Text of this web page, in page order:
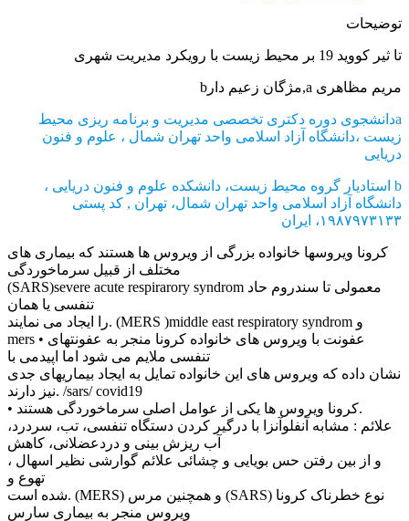
توضیحات
تا ثیر کووید 19 بر محیط زیست با رویکرد مدیریت شهری
مریم مظاهری a,مژگان زعیم دارb
aدانشجوی دوره دکتری تخصصی مدیریت و برنامه ریزی محیط
زیست ،دانشگاه آزاد اسلامی واحد تهران شمال ، علوم و فنون
دریایی
b استادیار گروه محیط زیست، دانشکده علوم و فنون دریایی ،
دانشگاه آزاد اسلامی واحد تهران شمال، تهران , کد پستی
۱۹۸۷۹۷۳۱۳۳، ایران
کرونا ویروسها خانواده بزرگی از ویروس ها هستند که بیماری های
مختلف از قبیل سرماخوردگی
(SARS)severe acute respirarory syndrom معمولی تا سندروم حاد
تنفسی یا همان
را ایجاد می نمایند. (MERS )middle east respiratory syndrom و
mers • عفونت با ویروس های خانواده کرونا منجر به عفونتهای
تنفسی ملایم می شود اما اپیدمی با
نشان داده که ویروس های این خانواده تمایل به ایجاد بیماریهای جدی
نیز دارند. /sars/ covid19
• کرونا ویروس ها یکی از عوامل اصلی سرماخوردگی هستند.
علائم : مشابه آنفلوآنزا با درگیر کردن دستگاه تنفسی، تب، سردرد،
آب ریزش بینی و دردعضلانی، کاهش
و از بین رفتن حس بویایی و چشائی علائم گوارشی نظیر اسهال ،
تهوع و
شده است. (MERS) و همچنین مرس (SARS) نوع خطرناک کرونا
ویروس منجر به بیماری سارس